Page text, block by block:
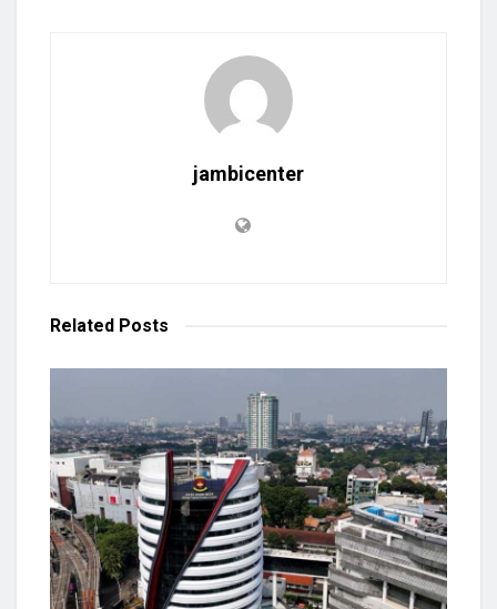
jambicenter
Related Posts